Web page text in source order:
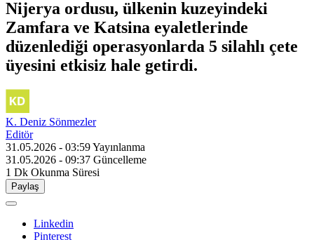
Nijerya ordusu, ülkenin kuzeyindeki
Zamfara ve Katsina eyaletlerinde
düzenlediği operasyonlarda 5 silahlı çete
üyesini etkisiz hale getirdi.
K. Deniz Sönmezler
Editör
31.05.2026 - 03:59Yayınlanma
31.05.2026 - 09:37 Güncelleme
1 Dk Okunma Süresi
Paylaş
Linkedin
Pinterest